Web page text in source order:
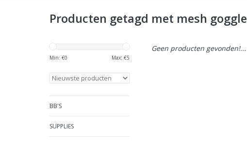
Producten getagd met mesh goggle
Min: €0 Max: €5
BB'S
SUPPLIES
Geen producten gevonden!...